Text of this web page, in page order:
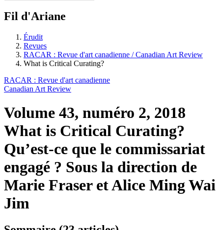
Fil d'Ariane
Érudit
Revues
RACAR : Revue d'art canadienne / Canadian Art Review
What is Critical Curating?
RACAR : Revue d'art canadienne
Canadian Art Review
Volume 43, numéro 2, 2018
What is Critical Curating?
Qu’est-ce que le commissariat
engagé ? Sous la direction de
Marie Fraser et Alice Ming Wai
Jim